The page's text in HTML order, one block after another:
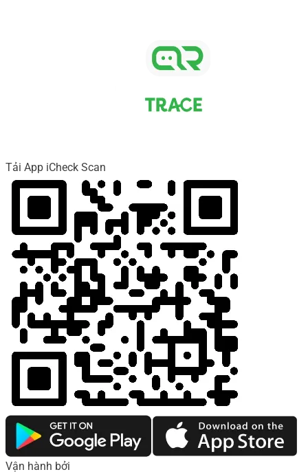
Tải App iCheck Scan
Vận hành bởi